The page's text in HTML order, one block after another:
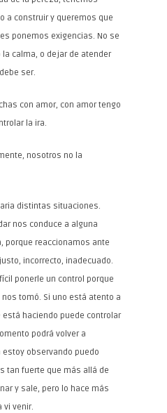
a construir y queremos que
ponemos exigencias. No se
calma, o dejar de atender
ser.
con amor, con amor tengo
la ira.
nosotros no la
distintas situaciones.
nos conduce a alguna
porque reaccionamos ante
incorrecto, inadecuado.
ponerle un control porque
tomó. Si uno está atento a
haciendo puede controlar
podrá volver a
observando puedo
tan fuerte que más allá de
y sale, pero lo hace más
vi venir.